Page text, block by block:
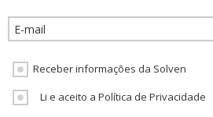
Receber informações da Solven
Li e aceito a Política de Privacidade